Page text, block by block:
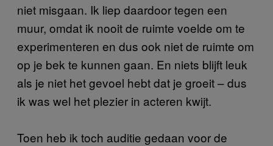
niet misgaan. Ik liep daardoor tegen een
muur, omdat ik nooit de ruimte voelde om te
experimenteren en dus ook niet de ruimte om
op je bek te kunnen gaan. En niets blijft leuk
als je niet het gevoel hebt dat je groeit – dus
ik was wel het plezier in acteren kwijt.
Toen heb ik toch auditie gedaan voor de